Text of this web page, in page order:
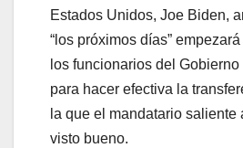
Estados Unidos, Joe Biden,
“los próximos días”
los funcionarios del
para hacer efectiva la
la que el mandatario saliente
visto bueno.